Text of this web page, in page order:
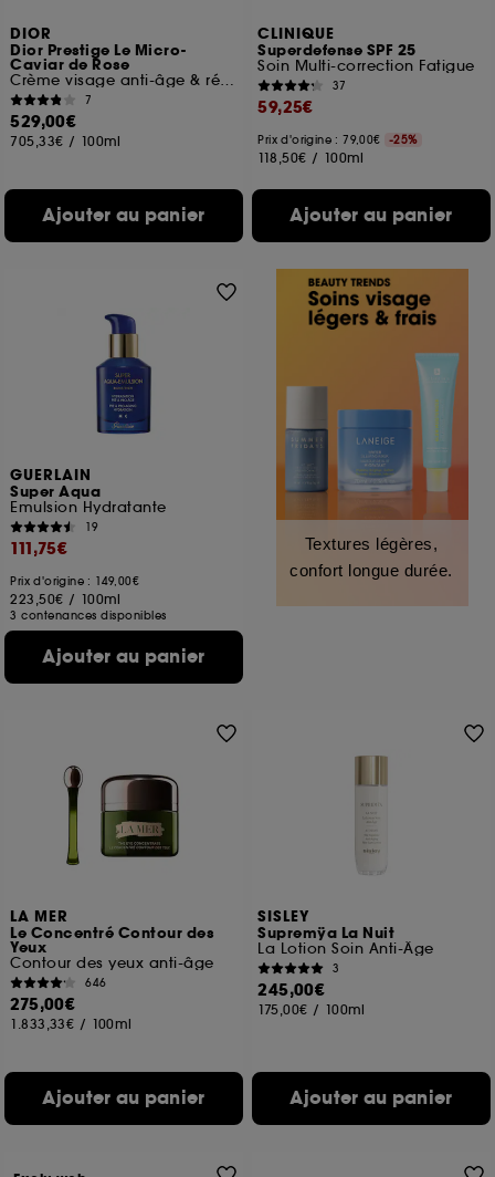
DIOR
Dior Prestige Le Micro-
Caviar de Rose
Crème visage anti-âge & réparation
7
529,00€
705,33€ / 100ml
Ajouter au panier
CLINIQUE
Superdefense SPF 25
Soin Multi-correction Fatigue
37
59,25€
Prix d'origine : 79,00€ -25%
118,50€ / 100ml
Ajouter au panier
GUERLAIN
Super Aqua
Emulsion Hydratante
19
111,75€
Prix d'origine : 149,00€
223,50€ / 100ml
3 contenances disponibles
Ajouter au panier
Textures légères,
confort longue durée.
LA MER
Le Concentré Contour des
Yeux
Contour des yeux anti-âge
646
275,00€
1.833,33€ / 100ml
Ajouter au panier
SISLEY
Supremÿa La Nuit
La Lotion Soin Anti-Âge
3
245,00€
175,00€ / 100ml
Ajouter au panier